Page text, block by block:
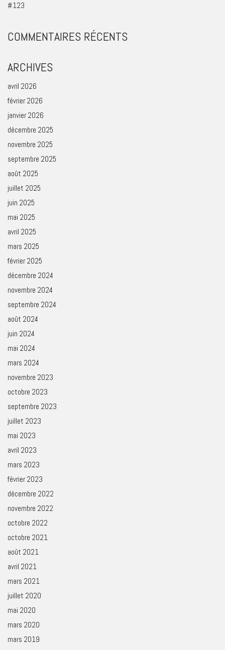
#123
COMMENTAIRES RÉCENTS
ARCHIVES
avril 2026
février 2026
janvier 2026
décembre 2025
novembre 2025
septembre 2025
août 2025
juillet 2025
juin 2025
mai 2025
avril 2025
mars 2025
février 2025
décembre 2024
novembre 2024
septembre 2024
août 2024
juin 2024
mai 2024
mars 2024
novembre 2023
octobre 2023
septembre 2023
juillet 2023
mai 2023
avril 2023
mars 2023
février 2023
décembre 2022
novembre 2022
octobre 2022
octobre 2021
août 2021
avril 2021
mars 2021
juillet 2020
mai 2020
mars 2020
mars 2019